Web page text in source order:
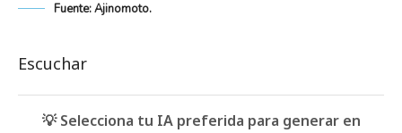
Fuente: Ajinomoto.
Escuchar
💡 Selecciona tu IA preferida para generar en